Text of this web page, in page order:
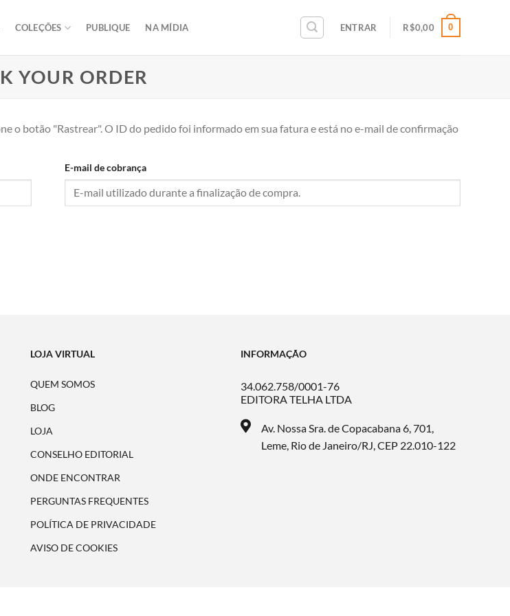
COLEÇÕES PUBLIQUE NA MÍDIA ENTRAR R$0,00 0
YOUR ORDER
o botão "Rastrear". O ID do pedido foi informado em sua fatura e está no e-mail de confirmação
E-mail de cobrança
LOJA VIRTUAL
QUEM SOMOS
BLOG
LOJA
CONSELHO EDITORIAL
ONDE ENCONTRAR
PERGUNTAS FREQUENTES
POLÍTICA DE PRIVACIDADE
AVISO DE COOKIES
INFORMAÇÃO
34.062.758/0001-76
EDITORA TELHA LTDA
Av. Nossa Sra. de Copacabana 6, 701,
Leme, Rio de Janeiro/RJ, CEP 22.010-122